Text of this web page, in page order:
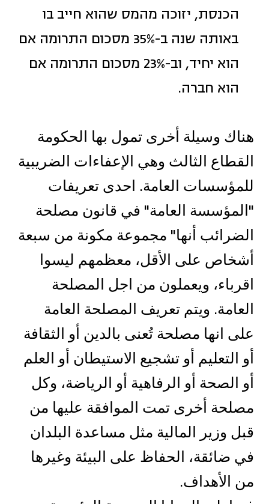
הכנסת, יזוכה מהמס שהוא חייב בו
באותה שנה ב-35% מסכום התרומה אם
הוא יחיד, וב-23% מסכום התרומה אם
הוא חברה.
هناك وسيلة أخرى تمول بها الحكومة
القطاع الثالث وهي الإعفاءات الضريبية
للمؤسسات العامة. احدى تعريفات
"المؤسسة العامة" في قانون مصلحة
الضرائب أنها" مجموعة مكونة من سبعة
أشخاص على الأقل، معظمهم ليسوا
اقرباء، ويعملون من اجل المصلحة
العامة. ويتم تعريف المصلحة العامة
على انها مصلحة تُعنى بالدين أو الثقافة
أو التعليم أو تشجيع الاستيطان أو العلم
أو الصحة أو الرفاهية أو الرياضة، وكل
مصلحة أخرى تمت الموافقة عليها من
قبل وزير المالية مثل مساعدة البلدان
في ضائقة، الحفاظ على البيئة وغيرها
من الأهداف.